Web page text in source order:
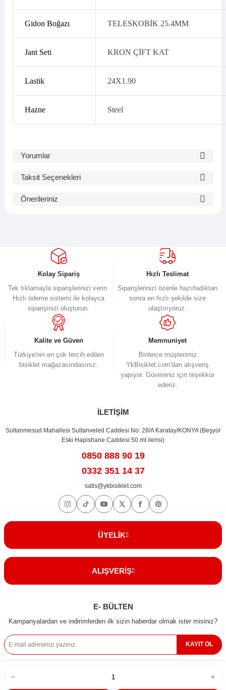
Gidon Boğazı TELESKOBİK 25.4MM
Jant Seti KRON ÇİFT KAT
Lastik 24X1.90
Hazne Steel
Yorumlar
Taksit Seçenekleri
Önerileriniz
Görüş ve önerileriniz için teşekkür ederiz.
Ürün resmi kalitesiz, bozuk veya görüntülenemiyor.
Ürün açıklamasında eksik bilgiler bulunuyor.
Ürün bilgilerinde hatalar bulunuyor.
Ürün fiyatı diğer sitelerden daha pahalı.
Bu ürüne benzer farklı alternatifler olmalı.
Kolay Sipariş
Tek tıklamayla siparişlerinizi verin.
Hızlı ödeme sistemi ile kolayca
siparişinizi oluşturun.
Hızlı Teslimat
Siparişlerinizi özenle hazırladıktan
sonra en hızlı şekilde size
ulaştırıyoruz.
Kalite ve Güven
Türkiye'nin en çok tercih edilen
bisiklet mağazasındasınız.
Memnuniyet
Binlerce müşterimiz
YkBisiklet.com'dan alışveriş
yapıyor. Güveniniz için teşekkür
ederiz.
İLETİŞİM
Sultanmesud Mahallesi Sultanveled Caddesi No: 28/A Karatay/KONYA (Beşyol
Eski Hapishane Caddesi 50 mt ilerisi)
0850 888 90 19
0332 351 14 37
satis@ykbisiklet.com
ÜYELİK
ALIŞVERİŞ
E- BÜLTEN
Kampanyalardan ve indirimlerden ilk sizin haberdar olmak ister misiniz?
KAYIT OL
© 2024 | Tüm Hakları Saklıdır. Kredi kartı bilgileriniz 256bit SSL sertifikası ile